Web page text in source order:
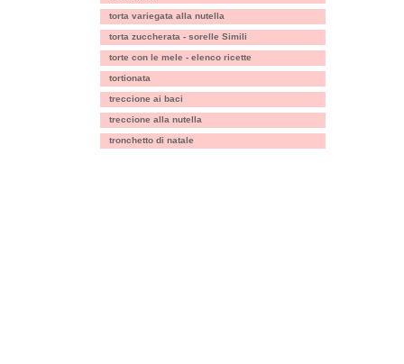
torta variegata alla nutella
torta zuccherata - sorelle Simili
torte con le mele - elenco ricette
tortionata
treccione ai baci
treccione alla nutella
tronchetto di natale